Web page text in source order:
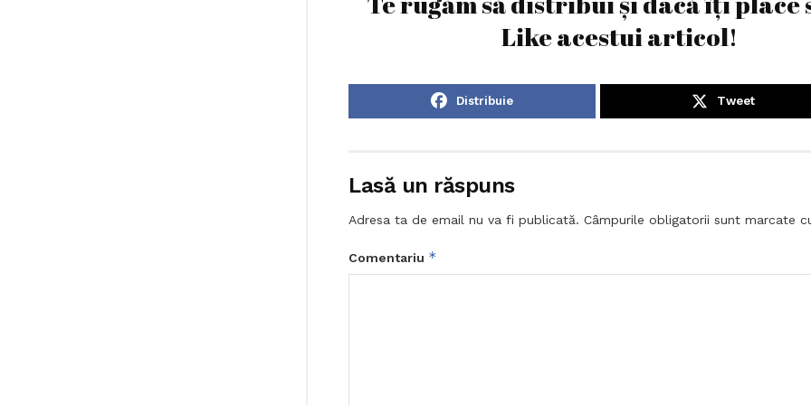
Like acestui articol!
Distribuie Tweet
Lasă un răspuns
Adresa ta de email nu va fi publicată. Câmpurile obligatorii sunt marcate
Comentariu *